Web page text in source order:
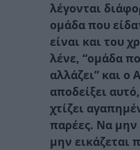
λέγονται
ομάδα που
είναι και του
λένε, “ομάδα
αλλάζει” και ο
αποδείξει
χτίζει
παρέες. Να μην
μην εικάζεται